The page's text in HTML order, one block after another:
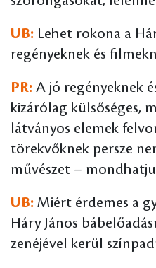
UB: Lehet rokona a
regényeknek és
PR: A jó regényeknek
kizárólag külsőséges,
látványos elemek
törekvőknek persze
művészet –
UB: Miért érdemes a
Háry János
zenéjével kerül